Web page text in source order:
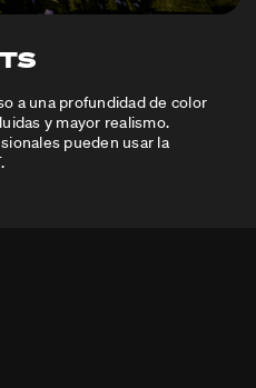
a una profundidad de color
y mayor realismo.
pueden usar la